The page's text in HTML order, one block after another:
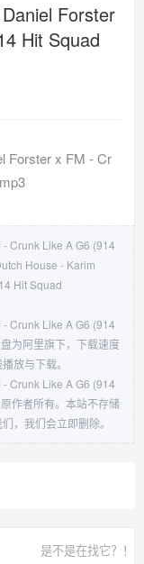
Forster
Hit Squad
Forster x FM - Cr
Crunk Like A G6 (914
House - Karim
Hit Squad
Crunk Like A G6 (914
为阿里旗下，下载速度
放与下载。
Crunk Like A G6 (914
作者所有。本站不存储
，我们会立即删除。
是不是在找它？！